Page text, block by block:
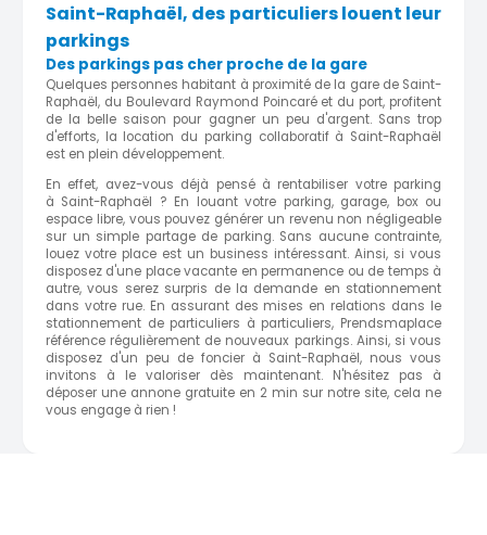
Saint-Raphaël, des particuliers louent leur
parkings
Des parkings pas cher proche de la gare
Quelques personnes habitant à proximité de la gare de Saint-
Raphaël, du Boulevard Raymond Poincaré et du port, profitent
de la belle saison pour gagner un peu d'argent. Sans trop
d'efforts, la location du parking collaboratif à Saint-Raphaël
est en plein développement.
En effet, avez-vous déjà pensé à rentabiliser votre parking
à Saint-Raphaël ? En louant votre parking, garage, box ou
espace libre, vous pouvez générer un revenu non négligeable
sur un simple partage de parking. Sans aucune contrainte,
louez votre place est un business intéressant. Ainsi, si vous
disposez d'une place vacante en permanence ou de temps à
autre, vous serez surpris de la demande en stationnement
dans votre rue. En assurant des mises en relations dans le
stationnement de particuliers à particuliers, Prendsmaplace
référence régulièrement de nouveaux parkings. Ainsi, si vous
disposez d'un peu de foncier à Saint-Raphaël, nous vous
invitons à le valoriser dès maintenant. N'hésitez pas à
déposer une annone gratuite en 2 min sur notre site, cela ne
vous engage à rien !